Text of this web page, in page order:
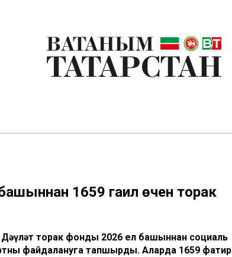
1659 гаилә өчен торак
торак фонды 2026 ел башыннан социаль
файдалануга тапшырды. Аларда 1659 фатир